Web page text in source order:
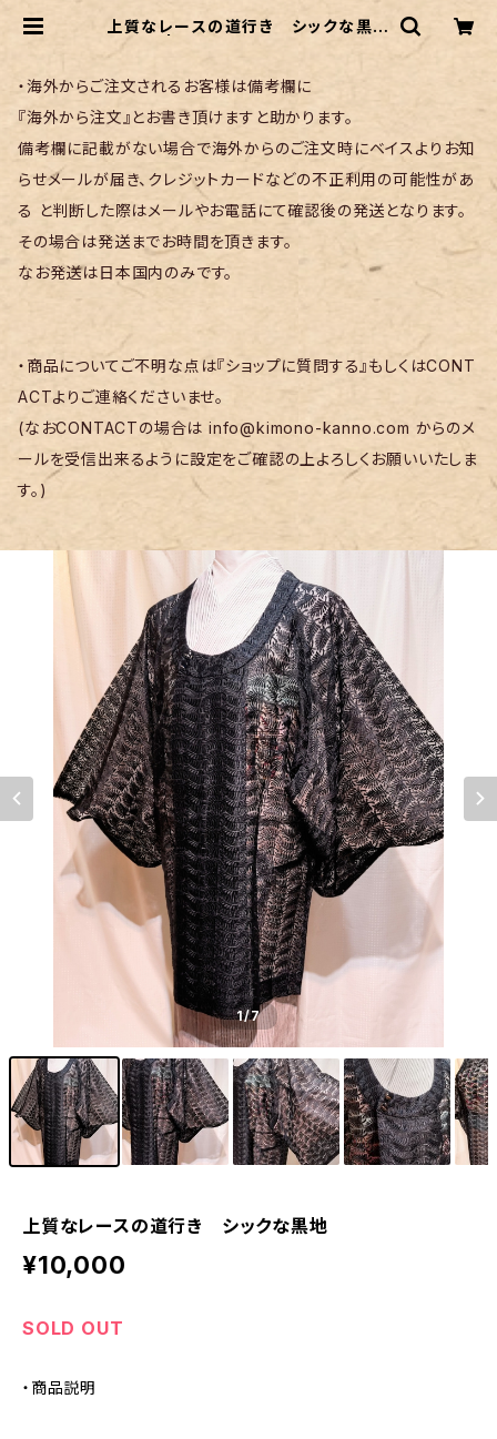
上質なレースの道行き シックな黒地
・海外からご注文されるお客様は備考欄に
『海外から注文』とお書き頂けますと助かります。
備考欄に記載がない場合で海外からのご注文時にベイスよりお知
らせメールが届き、クレジットカードなどの不正利用の可能性があ
る と判断した際はメールやお電話にて確認後の発送となります。
その場合は発送までお時間を頂きます。
なお発送は日本国内のみです。
・商品についてご不明な点は『ショップに質問する』もしくはCONT
ACTよりご連絡くださいませ。
(なおCONTACTの場合はinfo@kimono-kanno.com からのメ
ールを受信出来るように設定をご確認の上よろしくお願いいたしま
す。)
1/7
上質なレースの道行き シックな黒地
¥10,000
SOLD OUT
・商品説明